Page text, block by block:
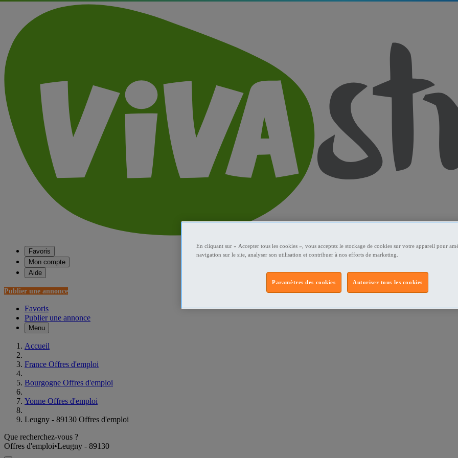
Favoris
Mon compte
Aide
Publier une annonce
Favoris
Publier une annonce
Menu
Accueil
France Offres d'emploi
Bourgogne Offres d'emploi
Yonne Offres d'emploi
Leugny - 89130 Offres d'emploi
Que recherchez-vous ?
Offres d'emploi•Leugny - 89130
En cliquant sur « Accepter tous les cookies », vous acceptez le stockage de cookies sur votre appareil pour
navigation sur le site, analyser son utilisation et contribuer à nos efforts de marketing.
Autoriser tous les cookies
Paramètres des cookies